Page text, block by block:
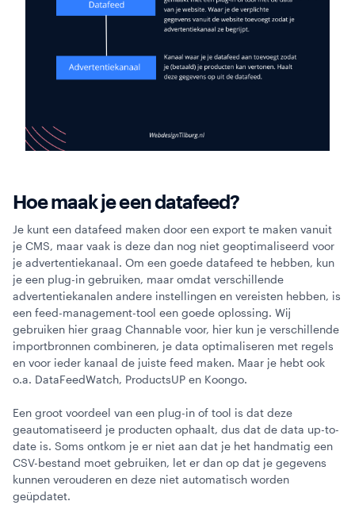
Hoe maak je een datafeed?
Je kunt een datafeed maken door een export te maken vanuit
je CMS, maar vaak is deze dan nog niet geoptimaliseerd voor
je advertentiekanaal. Om een goede datafeed te hebben, kun
je een plug-in gebruiken, maar omdat verschillende
advertentiekanalen andere instellingen en vereisten hebben, is
een feed-management-tool een goede oplossing. Wij
gebruiken hier graag Channable voor, hier kun je verschillende
importbronnen combineren, je data optimaliseren met regels
en voor ieder kanaal de juiste feed maken. Maar je hebt ook
o.a. DataFeedWatch, ProductsUP en Koongo.
Een groot voordeel van een plug-in of tool is dat deze
geautomatiseerd je producten ophaalt, dus dat de data up-to-
date is. Soms ontkom je er niet aan dat je het handmatig een
CSV-bestand moet gebruiken, let er dan op dat je gegevens
kunnen verouderen en deze niet automatisch worden
geüpdatet.